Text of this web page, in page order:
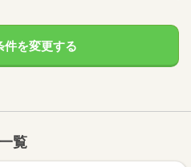
件を変更する
覧